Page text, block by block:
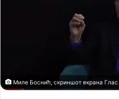
o
n
X
e
m
a
Миле Боснић, скриншот екрана Глас